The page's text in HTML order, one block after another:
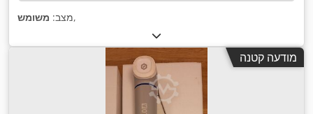
מצב: משומש ,
מודעה קטנה